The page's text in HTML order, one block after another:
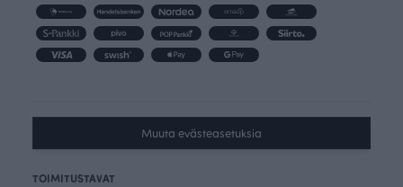
Muuta evästeasetuksia
TOIMITUSTAVAT